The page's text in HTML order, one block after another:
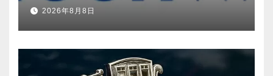
2026年8月8日